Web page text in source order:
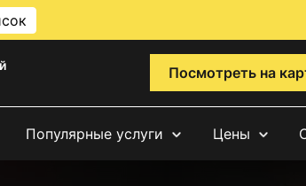
Посмотреть на
Популярные услуги Цены